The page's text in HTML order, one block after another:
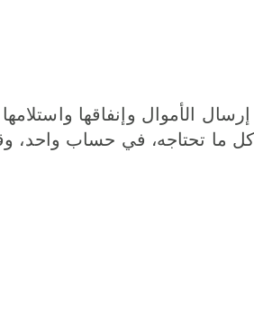
الأموال وإنفاقها واستلامها
كل ما تحتاجه، في حساب واحد،